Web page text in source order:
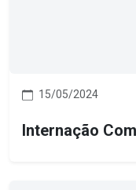
15/05/2024
Internação